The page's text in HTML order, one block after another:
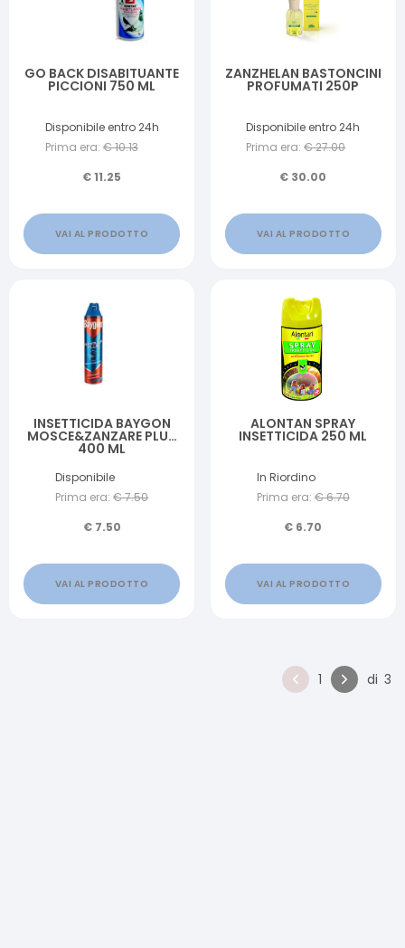
GO BACK DISABITUANTE
PICCIONI 750 ML
Disponibile entro 24h
Prima era: €10.13
€11.25
VAI AL PRODOTTO
ZANZHELAN BASTONCINI
PROFUMATI 250P
Disponibile entro 24h
Prima era: €27.00
€ 30.00
VAI AL PRODOTTO
INSETTICIDA BAYGON
MOSCE&ZANZARE PLUS
400 ML
Disponibile
Prima era: €7.50
€ 7.50
VAI AL PRODOTTO
ALONTAN SPRAY
INSETTICIDA 250 ML
In Riordino
Prima era: €6.70
€ 6.70
VAI AL PRODOTTO
1 di 3